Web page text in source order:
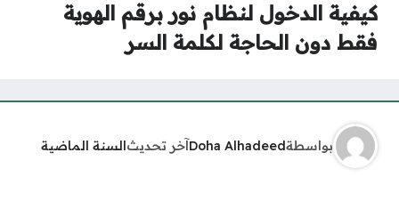
كيفية الدخول لنظام نور برقم الهوية
فقط دون الحاجة لكلمة السر
بواسطةDoha Alhadeedآخر تحديثالسنة الماضية